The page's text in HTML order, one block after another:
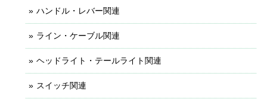
ハンドル・レバー関連
ライン・ケーブル関連
ヘッドライト・テールライト関連
スイッチ関連